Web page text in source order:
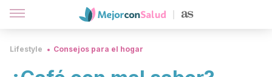
Lifestyle Consejos para el hogar